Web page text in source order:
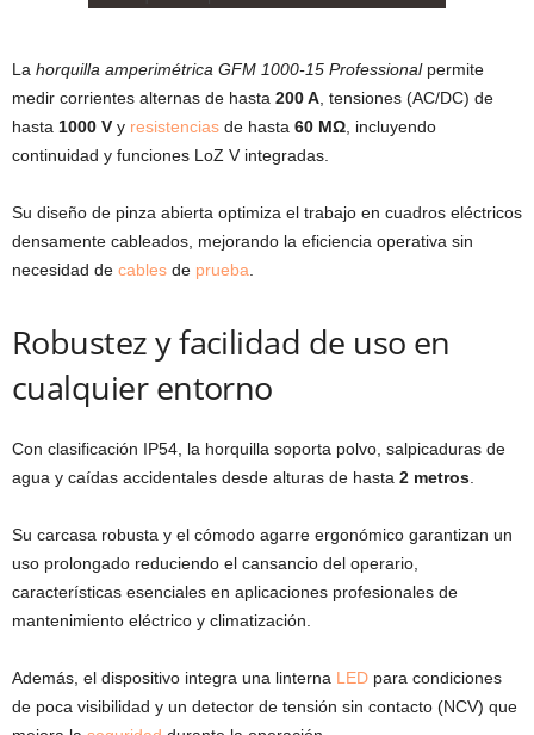
La horquilla amperimétrica GFM 1000-15 Professionalpermite
medir corrientes alternas de hasta 200 A , tensiones (AC/DC) de
hasta 1000 V y resistencias de hasta 60 MΩ , incluyendo
continuidad y funciones LoZ V integradas.
Su diseño de pinza abierta optimiza el trabajo en cuadros eléctricos
densamente cableados, mejorando la eficiencia operativa sin
necesidad de cables de prueba
Robustez y facilidad de uso en
cualquier entorno
Con clasificación IP54, la horquilla soporta polvo, salpicaduras de
agua y caídas accidentales desde alturas de hasta 2 metros
Su carcasa robusta y el cómodo agarre ergonómico garantizan un
uso prolongado reduciendo el cansancio del operario,
características esenciales en aplicaciones profesionales de
mantenimiento eléctrico y climatización.
Además, el dispositivo integra una linterna LED para condiciones
de poca visibilidad y un detector de tensión sin contacto (NCV) que